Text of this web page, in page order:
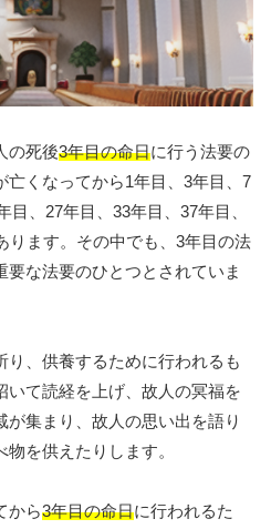
の死後3年目の命日に行う法要の
亡くなってから1年目、3年目、7
、27年目、33年目、37年目、
ります。その中でも、3年目の法
な法要のひとつとされていま
、供養するために行われるも
いて読経を上げ、故人の冥福を
集まり、故人の思い出を語り
を供えたりします。
から3年目の命日に行われるた